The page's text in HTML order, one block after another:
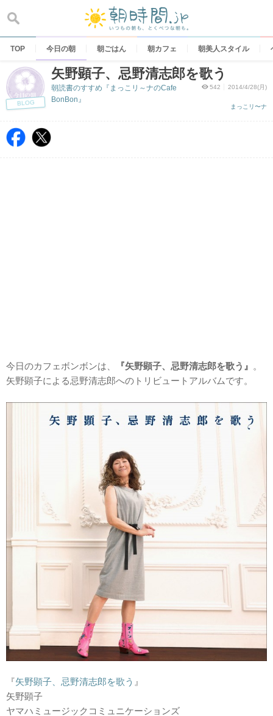
content
TOP 今日の朝 朝ごはん 朝カフェ 朝美人スタイル
BLOG
矢野顕子、忌野清志郎を歌う
542 2014/4/28(月)
まっこリ〜ナ
朝読書のすすめ『まっこリ～ナのCafe
BonBon』
今日のカフェボンボンは、 『矢野顕子、忌野清志郎を歌う』 。
矢野顕子による忌野清志郎へのトリビュートアルバムです。
『矢野顕子、忌野清志郎を歌う 』
矢野顕子
ヤマハミュージックコミュニケーションズ